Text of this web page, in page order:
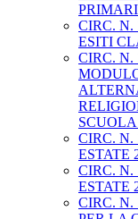
CIRC.
ESITI
CIRC. N.
CIRC. N.
ESTATE
CIRC. N.
ESTATE
CIRC. N.